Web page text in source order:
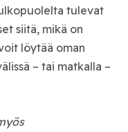
tulevat
siitä, mikä on
löytää oman
– tai matkalla –